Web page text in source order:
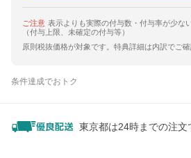
ご注意 表示よりも実際の付与数・付与率が少な
（付与上限、未確定の付与等）
原則税抜価格が対象です。特典詳細は内訳でご確
条件達成でおトク
東京都は24時までの注